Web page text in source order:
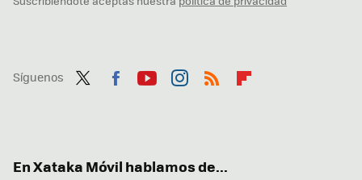
Síguenos
En Xataka Móvil hablamos de...